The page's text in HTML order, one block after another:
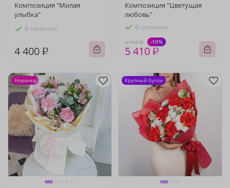
Композиция "Милая
улыбка"
В наличии
4 400 ₽
Композиция "Цветущая
любовь"
В наличии
6 010 ₽ -10%
5 410 ₽
Новинка Крупный бутон